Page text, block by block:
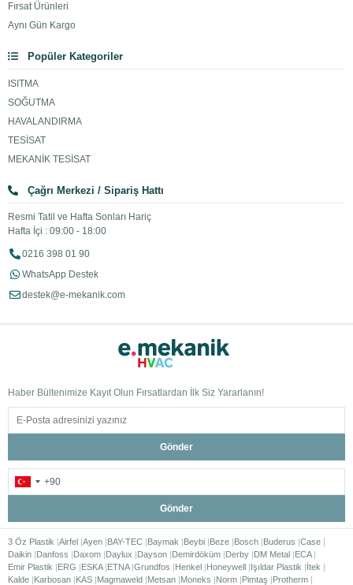
Fırsat Ürünleri
Aynı Gün Kargo
Popüler Kategoriler
ISITMA
SOĞUTMA
HAVALANDIRMA
TESİSAT
MEKANİK TESİSAT
Çağrı Merkezi / Sipariş Hattı
Resmi Tatil ve Hafta Sonları Hariç
Hafta İçi : 09:00 - 18:00
0216 398 01 90
WhatsApp Destek
destek@e-mekanik.com
Haber Bültenimize Kayıt Olun Fırsatlardan İlk Siz Yararlanın!
Gönder
Gönder
3 Öz Plastik Airfel Ayen BAY-TEC Baymak Beybi Beze Bosch Buderus Case
Daikin Danfoss Daxom Daylux Dayson Demirdöküm Derby DM Metal ECA
Emir Plastik
ERG ESKA ETNA Grundfos Henkel Honeywell Işıldar Plastik
İtek
Kalde Karbosan KAS Magmaweld Metsan Moneks Norm Pimtaş
Protherm